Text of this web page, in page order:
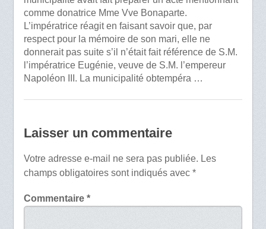
comme donatrice Mme Vve Bonaparte.
L’impératrice réagit en faisant savoir que, par
respect pour la mémoire de son mari, elle ne
donnerait pas suite s’il n’était fait référence de S.M.
l’impératrice Eugénie, veuve de S.M. l’empereur
Napoléon III. La municipalité obtempéra …
Laisser un commentaire
Votre adresse e-mail ne sera pas publiée. Les
champs obligatoires sont indiqués avec *
Commentaire *